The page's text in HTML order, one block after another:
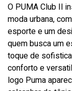
O PUMA Club II
moda urbana,
esporte e um
quem busca um
toque de
conforto e
logo Puma